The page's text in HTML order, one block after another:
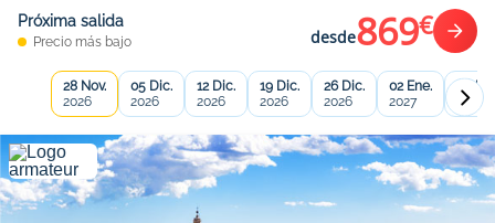
Próxima salida
Precio más bajo desde869€
28 Nov.
2026
05 Dic.
2026
12 Dic.
2026
19 Dic.
2026
26 Dic.
2026
02 Ene.
2027
09
2027